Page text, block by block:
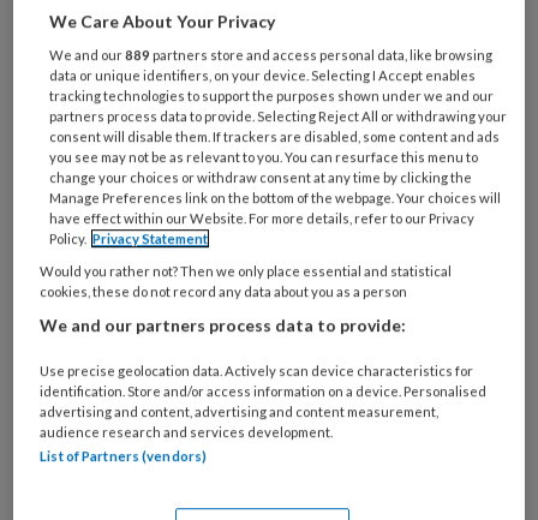
Wat
is
je
e-
mailadres?
* *
Kies
je
wachtwoord* *
Kies
je
welke
organisatie
werk
je?
Untitled
Ontvang 2x per week de
We Care About Your Privacy
We and our889 partners store and access personal data, like browsing
data or unique identifiers, on your device. Selecting I Accept enables
tracking technologies to support the purposes shown under we and our
partners process data to provide. Selecting Reject All or withdrawing your
consent will disable them. If trackers are disabled, some content and ads
you see may not be as relevant to you. You can resurface this menu to
change your choices or withdraw consent at any time by clicking the
Manage Preferences link on the bottom of the webpage. Your choices will
have effect within our Website. For more details, refer to our Privacy
Policy. Privacy Statement
Would you rather not? Then we only place essential and statistical
cookies, these do not record any data about you as a person
We and our partners process data to provide:
Use precise geolocation data. Actively scan device characteristics for
identification. Store and/or access information on a device. Personalised
advertising and content, advertising and content measurement,
audience research and services development.
List of Partners (vendors)